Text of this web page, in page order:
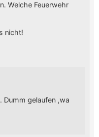
Welche Feuerwehr
nicht!
Dumm gelaufen ,wa